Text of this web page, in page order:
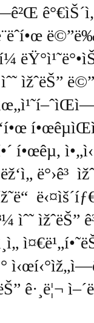
ìˆ˜ ìžˆëŠ”
í•œêµ­,
ë°›ê³
ìžˆëŠ”
ê·¸ë¦¬